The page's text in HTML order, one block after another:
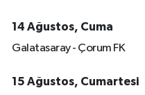
14 Ağustos, Cuma
Galatasaray - Çorum FK
15 Ağustos, Cumartesi